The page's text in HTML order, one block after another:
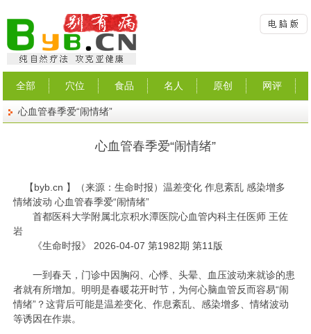
全部 穴位 食品 名人 原创 网评
心血管春季爱“闹情绪”
心血管春季爱“闹情绪”
【byb.cn 】（来源：生命时报）温差变化 作息紊乱 感染增多
情绪波动 心血管春季爱“闹情绪”
首都医科大学附属北京积水潭医院心血管内科主任医师 王佐
岩
《生命时报》 2026-04-07 第1982期 第11版
一到春天，门诊中因胸闷、心悸、头晕、血压波动来就诊的患
者就有所增加。明明是春暖花开时节，为何心脑血管反而容易“闹
情绪”？这背后可能是温差变化、作息紊乱、感染增多、情绪波动
等诱因在作祟。